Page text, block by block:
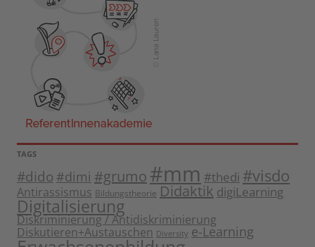
TAGS
#dido #dimi #grumo #mm #thedi #visdo
Antirassismus Bildungstheorie Didaktik digiLearning
Digitalisierung
Diskriminierung / Antidiskriminierung
Diskutieren+Austauschen Diversity e-Learning